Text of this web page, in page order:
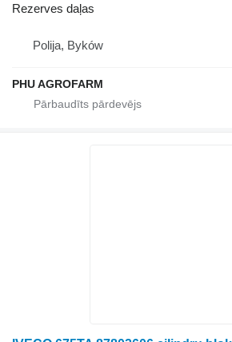
Rezerves daļas
Polija, Byków
PHU AGROFARM